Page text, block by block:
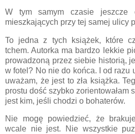
W tym samym czasie jeszcze
mieszkających przy tej samej ulicy
To jedna z tych książek, które
tchem. Autorka ma bardzo lekkie
prowadzoną przez siebie historią,
w fotel? No nie do końca. I od razu
uważam, że jest to zła książka.
prostu dość szybko zorientowałam
jest kim, jeśli chodzi o bohaterów.
Nie mogę powiedzieć, że
wcale nie jest. Nie wszystkie